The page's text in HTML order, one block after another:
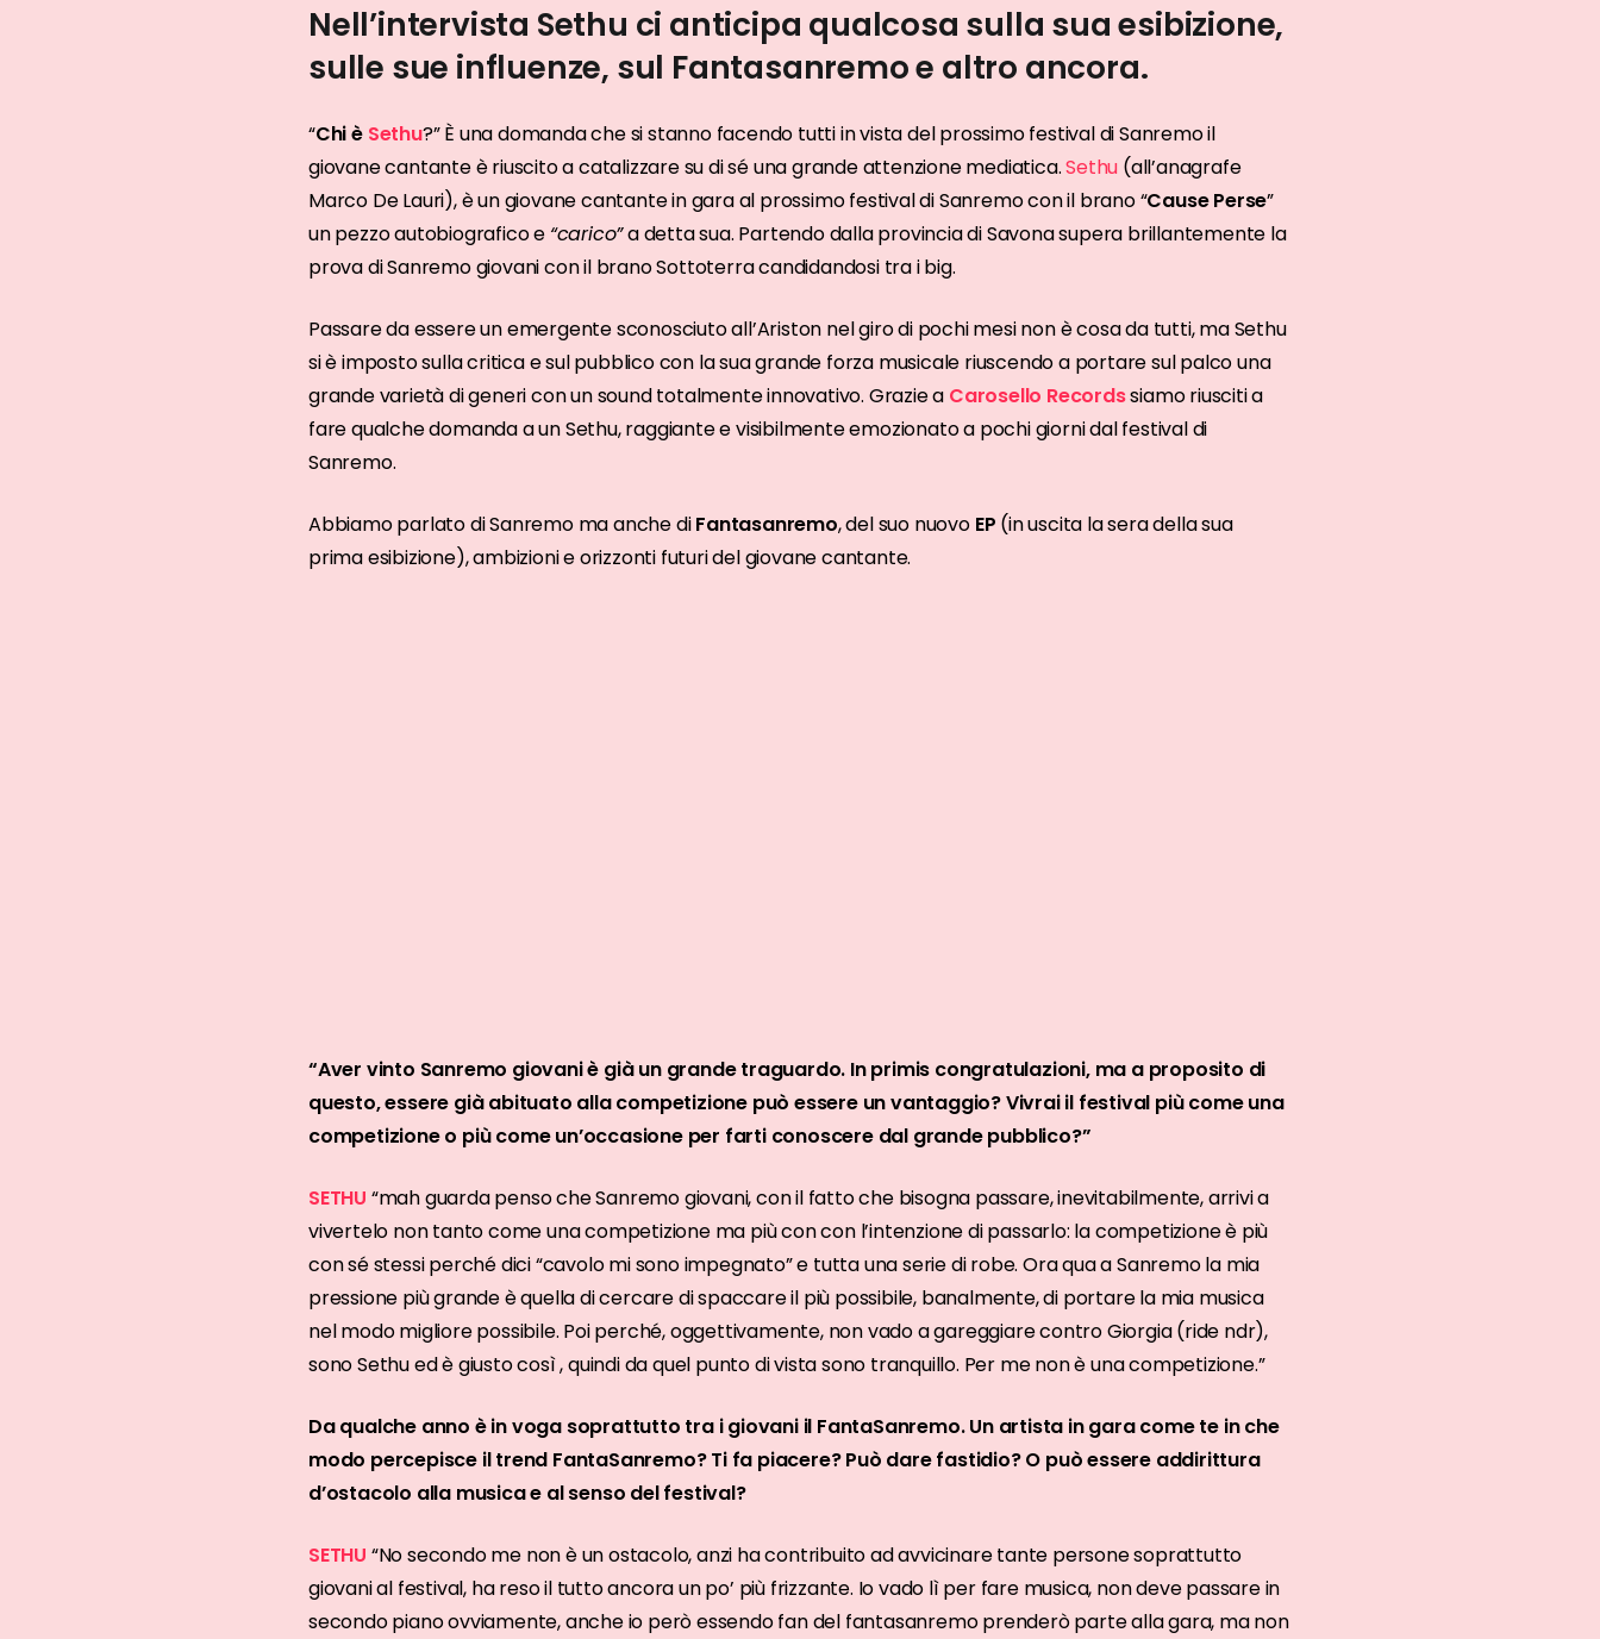
Nell’intervista Sethu ci anticipa qualcosa sulla sua esibizione,
sulle sue influenze, sul Fantasanremo e altro ancora.
“Chi è Sethu?” È una domanda che si stanno facendo tutti in vista del prossimo festival di Sanremo il
giovane cantante è riuscito a catalizzare su di sé una grande attenzione mediatica.Sethu (all’anagrafe
Marco De Lauri), è un giovane cantante in gara al prossimo festival di Sanremo con il brano “Cause Perse”
un pezzo autobiografico e “carico”a detta sua. Partendo dalla provincia di Savona supera brillantemente la
prova di Sanremo giovani con il brano Sottoterra candidandosi tra i big.
Passare da essere un emergente sconosciuto all’Ariston nel giro di pochi mesi non è cosa da tutti, ma Sethu
si è imposto sulla critica e sul pubblico con la sua grande forza musicale riuscendo a portare sul palco una
grande varietà di generi con un sound totalmente innovativo. Grazie a Carosello Recordssiamo riusciti a
fare qualche domanda a un Sethu, raggiante e visibilmente emozionato a pochi giorni dal festival di
Sanremo.
Abbiamo parlato di Sanremo ma anche diFantasanremo, del suo nuovo EP (in uscita la sera della sua
prima esibizione), ambizioni e orizzonti futuri del giovane cantante.
“Aver vinto Sanremo giovani è già un grande traguardo. In primis congratulazioni, ma a proposito di
questo, essere già abituato alla competizione può essere un vantaggio? Vivrai il festival più come una
competizione o più come un’occasione per farti conoscere dal grande pubblico?”
SETHU “mah guarda penso che Sanremo giovani, con il fatto che bisogna passare, inevitabilmente, arrivi a
vivertelo non tanto come una competizione ma più con con l’intenzione di passarlo: la competizione è più
con sé stessi perché dici “cavolo mi sono impegnato” e tutta una serie di robe. Ora qua a Sanremo la mia
pressione più grande è quella di cercare di spaccare il più possibile, banalmente, di portare la mia musica
nel modo migliore possibile. Poi perché, oggettivamente, non vado a gareggiare contro Giorgia (ride ndr),
sono Sethu ed è giusto così , quindi da quel punto di vista sono tranquillo. Per me non è una competizione.”
Da qualche anno è in voga soprattutto tra i giovani il FantaSanremo. Un artista in gara come te in che
modo percepisce il trend FantaSanremo? Ti fa piacere? Può dare fastidio? O può essere addirittura
d’ostacolo alla musica e al senso del festival?
SETHU “No secondo me non è un ostacolo, anzi ha contribuito ad avvicinare tante persone soprattutto
giovani al festival, ha reso il tutto ancora un po’ più frizzante. Io vado lì per fare musica, non deve passare in
secondo piano ovviamente, anche io però essendo fan del fantasanremo prenderò parte alla gara, ma non